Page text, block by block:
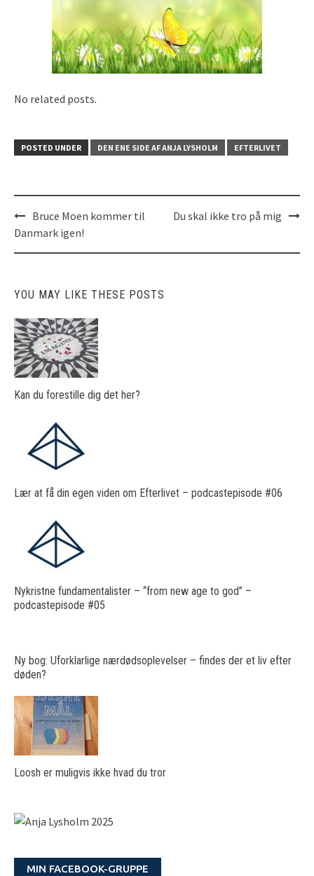
No related posts.
POSTED UNDER DEN ENE SIDE AF ANJA LYSHOLM EFTERLIVET
Post
navigation
Bruce Moen kommer til
Danmark igen!
Du skal ikke tro på mig
YOU MAY LIKE THESE POSTS
Kan du forestille dig det her?
Lær at få din egen viden om Efterlivet – podcastepisode #06
Nykristne fundamentalister – “from new age to god” –
podcastepisode #05
Ny bog: Uforklarlige nærdødsoplevelser – findes der et liv efter
døden?
Loosh er muligvis ikke hvad du tror
MIN FACEBOOK-GRUPPE